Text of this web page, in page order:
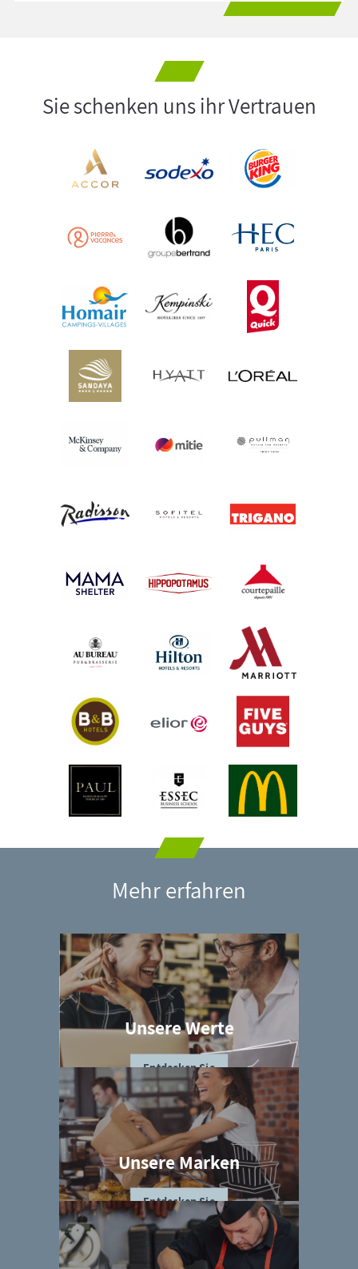
Sie schenken uns ihr Vertrauen
Mehr erfahren
Unsere Werte
Entdecken Sie
Unsere Marken
Entdecken Sie